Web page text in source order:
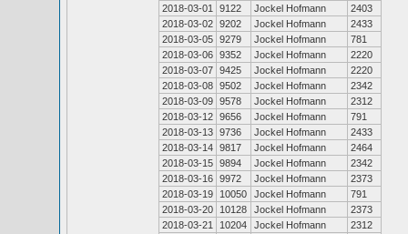
2018-03-01
9122 Jockel Hofmann
2403
2018-03-02 9202 Jockel Hofmann
2433
2018-03-05 9279 Jockel Hofmann
781
2018-03-06 9352 Jockel Hofmann
2220
2018-03-07 9425 Jockel Hofmann
2220
2018-03-08 9502 Jockel Hofmann
2342
2018-03-09 9578 Jockel Hofmann
2312
2018-03-12 9656 Jockel Hofmann
791
2018-03-13 9736 Jockel Hofmann
2433
2018-03-14 9817 Jockel Hofmann
2464
2018-03-15 9894 Jockel Hofmann
2342
2018-03-16 9972 Jockel Hofmann
2373
2018-03-19
10050 Jockel Hofmann
791
2018-03-20
10128 Jockel Hofmann
2373
2018-03-21
10204 Jockel Hofmann
2312